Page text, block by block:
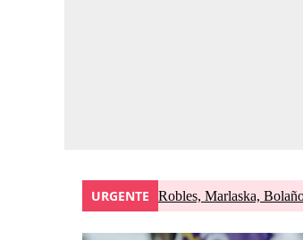
URGENTE Robles, Marlaska,